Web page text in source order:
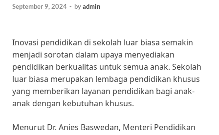
September 9, 2024 - byadmin
Inovasi pendidikan di sekolah luar biasa semakin
menjadi sorotan dalam upaya menyediakan
pendidikan berkualitas untuk semua anak. Sekolah
luar biasa merupakan lembaga pendidikan khusus
yang memberikan layanan pendidikan bagi anak-
anak dengan kebutuhan khusus.
Menurut Dr. Anies Baswedan, Menteri Pendidikan